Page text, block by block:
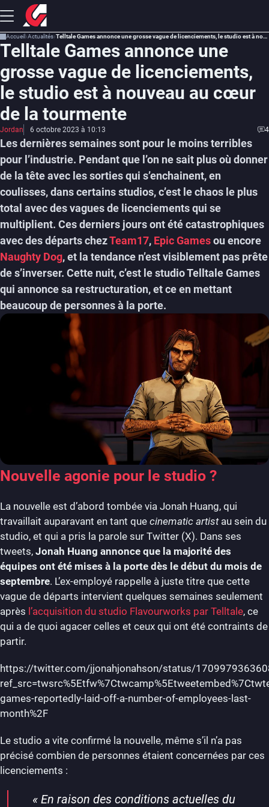
Accueil Actualités Telltale Games annonce une grosse vague de licenciements, le studio est à nouveau au cœur de la tourmente
Telltale Games annonce une
grosse vague de licenciements,
le studio est à nouveau au cœur
de la tourmente
Jordan 6 octobre 2023 à 10:13 4
Les dernières semaines sont pour le moins terribles
pour l’industrie. Pendant que l’on ne sait plus où donner
de la tête avec les sorties qui s’enchainent, en
coulisses, dans certains studios, c’est le chaos le plus
total avec des vagues de licenciements qui se
multiplient. Ces derniers jours ont été catastrophiques
avec des départs chezTeam17, Epic Gamesou encore
Naughty Dog, et la tendance n’est visiblement pas prête
de s’inverser. Cette nuit, c’est le studio Telltale Games
qui annonce sa restructuration, et ce en mettant
beaucoup de personnes à la porte.
Nouvelle agonie pour le studio ?
La nouvelle est d’abord tombée via Jonah Huang, qui
travaillait auparavant en tant que cinematic artistau sein du
studio, et qui a pris la parole sur Twitter (X). Dans ses
tweets, Jonah Huang annonce que la majorité des
équipes ont été mises à la porte dès le début du mois de
septembre. L’ex-employé rappelle à juste titre que cette
vague de départs intervient quelques semaines seulement
après l’acquisition du studio Flavourworks par Telltale, ce
qui a de quoi agacer celles et ceux qui ont été contraints de
partir.
https://twitter.com/jjonahjonahson/status/
games-reportedly-laid-off-a-number-of-employees-last-
month%2F
Le studio a vite confirmé la nouvelle, même s’il n’a pas
précisé combien de personnes étaient concernées par ces
licenciements :
«En raison des conditions actuelles du